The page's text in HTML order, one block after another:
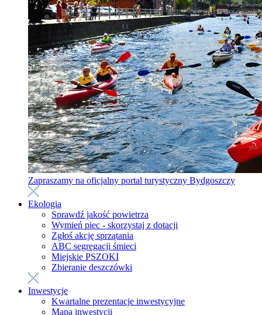
Zapraszamy na oficjalny portal turystyczny Bydgoszczy
Ekologia
Sprawdź jakość powietrza
Wymień piec - skorzystaj z dotacji
Zgłoś akcję sprzątania
ABC segregacji śmieci
Miejskie PSZOKI
Zbieranie deszczówki
Inwestycje
Kwartalne prezentacje inwestycyjne
Mapa inwestycji